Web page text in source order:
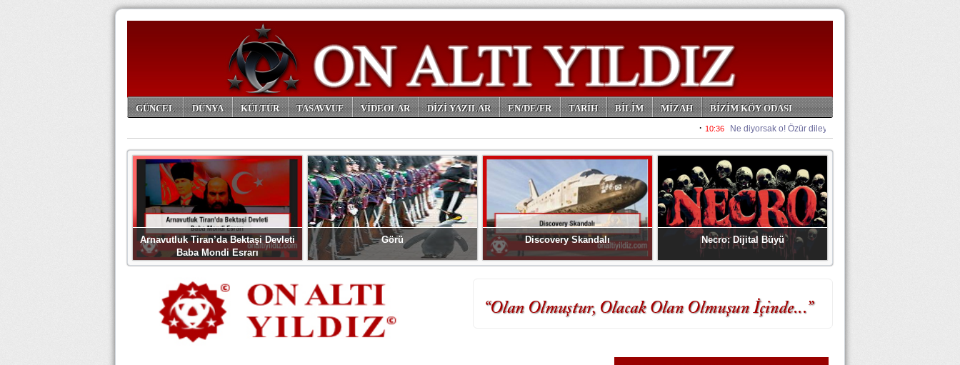
GÜNCEL DÜNYA KÜLTÜR TASAVVUF VİDEOLAR DİZİ YAZILAR EN/DE/FR TARİH BİLİM MİZAH
BİZİM KÖY ODASI
Arnavutluk Tiran’da Bektaşi Devleti
Baba Mondi Esrarı
Görü Discovery Skandalı Necro: Dijital Büyü